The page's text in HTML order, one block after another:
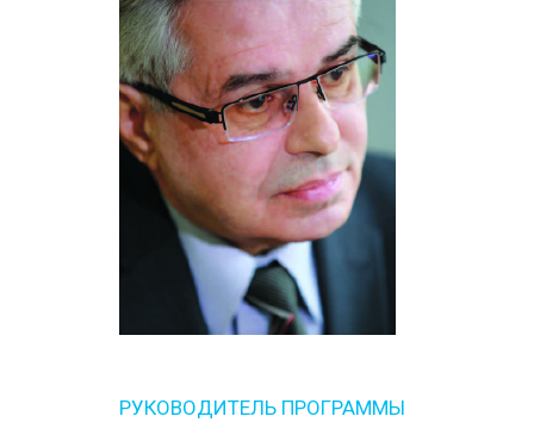
РУКОВОДИТЕЛЬ ПРОГРАММЫ